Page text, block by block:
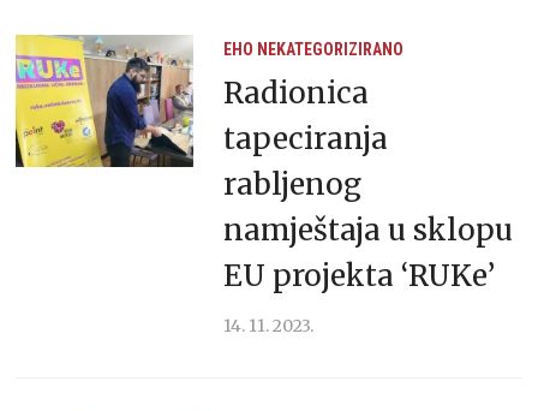
EHO NEKATEGORIZIRANO
Radionica
tapeciranja
rabljenog
namještaja u sklopu
EU projekta ‘RUKe’
14. 11. 2023.